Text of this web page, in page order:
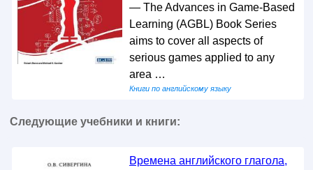
— The Advances in Game-Based
Learning (AGBL) Book Series
aims to cover all aspects of
serious games applied to any
area …
Книги по английскому языку
Следующие учебники и книги:
Времена английского глагола,